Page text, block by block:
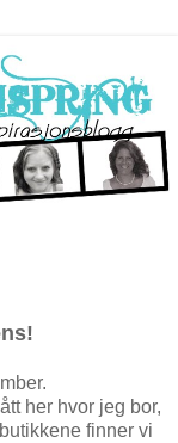
her hvor jeg bor,
finner vi